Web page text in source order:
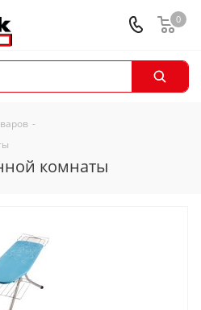
0
-
комнаты